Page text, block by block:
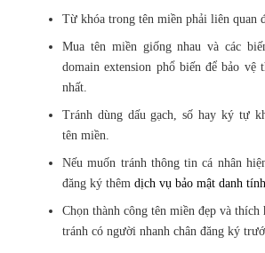
Từ khóa trong tên miền phải liên quan
Mua tên miền giống nhau và các
domain extension phổ biến để bảo vệ
nhất.
Tránh dùng dấu gạch, số hay ký tự
tên miền.
Nếu muốn tránh thông tin cá nhân
đăng ký thêm dịch vụ bảo mật danh
Chọn thành công tên miền đẹp và
tránh có người nhanh chân đăng ký